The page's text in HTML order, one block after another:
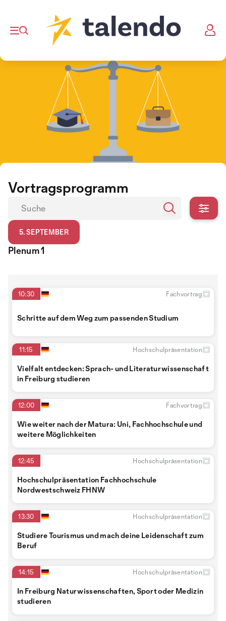
Vortragsprogramm
5. SEPTEMBER
Plenum 1
10:30 Fachvortrag
Schritte auf dem Weg zum passenden Studium
11:15 Hochschulpräsentation
Vielfalt entdecken: Sprach- und Literaturwissenschaft
in Freiburg studieren
12:00 Fachvortrag
Wie weiter nach der Matura: Uni, Fachhochschule und
weitere Möglichkeiten
12:45 Hochschulpräsentation
Hochschulpräsentation Fachhochschule
Nordwestschweiz FHNW
13:30 Hochschulpräsentation
Studiere Tourismus und mach deine Leidenschaft zum
Beruf
14:15 Hochschulpräsentation
In Freiburg Naturwissenschaften, Sport oder Medizin
studieren